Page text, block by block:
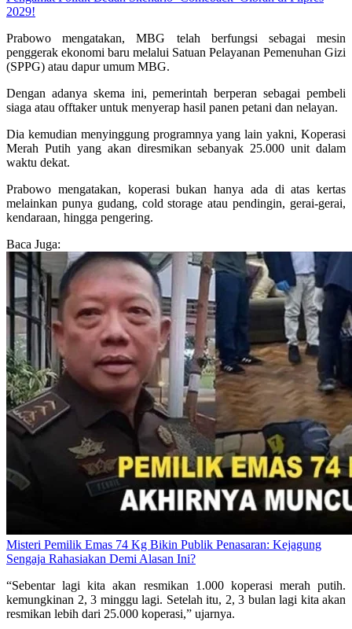
2029!
Prabowo mengatakan, MBG telah berfungsi sebagai mesin
penggerak ekonomi baru melalui Satuan Pelayanan Pemenuhan Gizi
(SPPG) atau dapur umum MBG.
Dengan adanya skema ini, pemerintah berperan sebagai pembeli
siaga atau offtaker untuk menyerap hasil panen petani dan nelayan.
Dia kemudian menyinggung programnya yang lain yakni, Koperasi
Merah Putih yang akan diresmikan sebanyak 25.000 unit dalam
waktu dekat.
Prabowo mengatakan, koperasi bukan hanya ada di atas kertas
melainkan punya gudang, cold storage atau pendingin, gerai-gerai,
kendaraan, hingga pengering.
Baca Juga:
Misteri Pemilik Emas 74 Kg Bikin Publik Penasaran: Kejagung
Sengaja Rahasiakan Demi Alasan Ini?
“Sebentar lagi kita akan resmikan 1.000 koperasi merah putih.
kemungkinan 2, 3 minggu lagi. Setelah itu, 2, 3 bulan lagi kita akan
resmikan lebih dari 25.000 koperasi,” ujarnya.